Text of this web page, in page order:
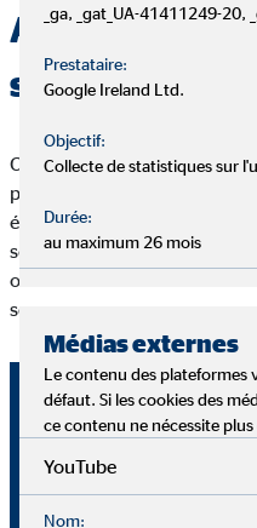
Avantage 2 :
solide
Chez OVB Willemot, tu feras
plusieurs esprits valent
équipe locale derrière
sommes convaincus que tu
optimaux qu'en échangeant
selon cette devise chaque jour.
_ga, _gat_UA-41411249-20,
Prestataire:
Google Ireland Ltd.
Objectif:
Collecte de statistiques sur
Durée:
au maximum 26 mois
Médias externes
Le contenu des plateformes
défaut. Si les cookies des
ce contenu ne nécessite
YouTube
Nom: